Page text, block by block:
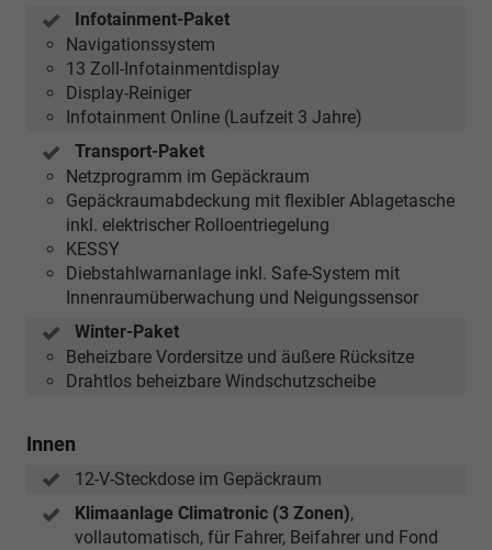
Infotainment-Paket
Navigationssystem
13 Zoll-Infotainmentdisplay
Display-Reiniger
Infotainment Online (Laufzeit 3 Jahre)
Transport-Paket
Netzprogramm im Gepäckraum
Gepäckraumabdeckung mit flexibler Ablagetasche
inkl. elektrischer Rolloentriegelung
KESSY
Diebstahlwarnanlage inkl. Safe-System mit
Innenraumüberwachung und Neigungssensor
Winter-Paket
Beheizbare Vordersitze und äußere Rücksitze
Drahtlos beheizbare Windschutzscheibe
Innen
12-V-Steckdose im Gepäckraum
Klimaanlage Climatronic (3 Zonen),
vollautomatisch, für Fahrer, Beifahrer und Fond